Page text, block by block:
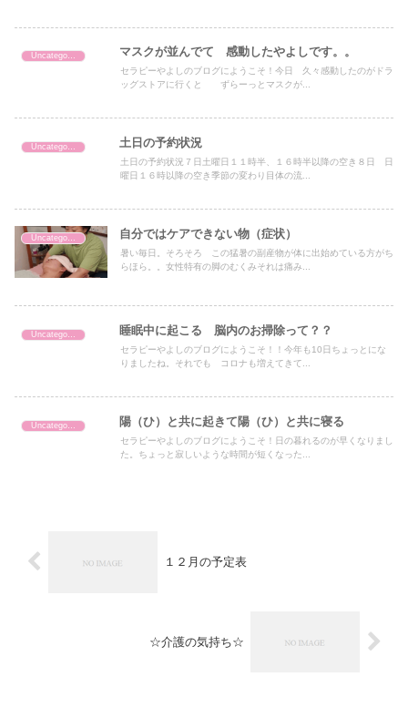
Uncategorized マスクが並んでて 感動したやよしです。。
セラピーやよしのブログにようこそ！今日 久々感動したのがドラ
ッグストアに行くと ずらーっとマスクが...
Uncategorized 土日の予約状況
土日の予約状況７日土曜日１１時半、１６時半以降の空き８日 日
曜日１６時以降の空き季節の変わり目体の流...
Uncategorized 自分ではケアできない物（症状）
暑い毎日。そろそろ この猛暑の副産物が体に出始めている方がち
らほら。。女性特有の脚のむくみそれは痛み...
睡眠中に起こる 脳内のお掃除って？？
セラピーやよしのブログにようこそ！！今年も10日ちょっとにな
りましたね。それでも コロナも増えてきて...
陽（ひ）と共に起きて陽（ひ）と共に寝る
セラピーやよしのブログにようこそ！日の暮れるのが早くなりまし
た。ちょっと寂しいような時間が短くなった...
１２月の予定表
☆介護の気持ち☆